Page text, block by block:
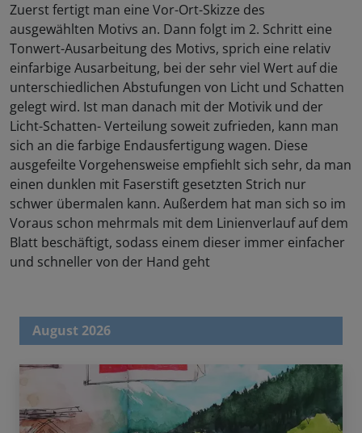
Zuerst fertigt man eine Vor-Ort-Skizze des
ausgewählten Motivs an. Dann folgt im 2. Schritt eine
Tonwert-Ausarbeitung des Motivs, sprich eine relativ
einfarbige Ausarbeitung, bei der sehr viel Wert auf die
unterschiedlichen Abstufungen von Licht und Schatten
gelegt wird. Ist man danach mit der Motivik und der
Licht-Schatten- Verteilung soweit zufrieden, kann man
sich an die farbige Endausfertigung wagen. Diese
ausgefeilte Vorgehensweise empfiehlt sich sehr, da man
einen dunklen mit Faserstift gesetzten Strich nur
schwer übermalen kann. Außerdem hat man sich so im
Voraus schon mehrmals mit dem Linienverlauf auf dem
Blatt beschäftigt, sodass einem dieser immer einfacher
und schneller von der Hand geht
August 2026